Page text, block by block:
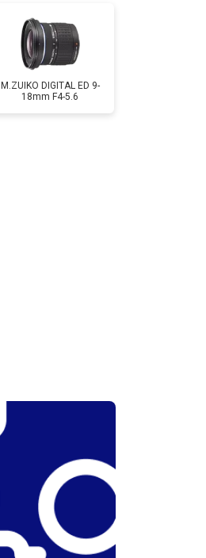
M.ZUIKO DIGITAL ED 9-
18mm F4-5.6